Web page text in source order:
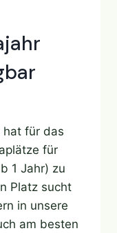
hat für das
für
1 Jahr) zu
Platz sucht
in unsere
am besten